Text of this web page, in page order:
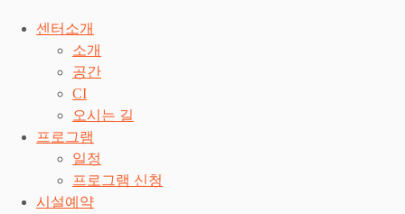
센터소개
소개
공간
CI
오시는 길
프로그램
일정
프로그램 신청
시설예약